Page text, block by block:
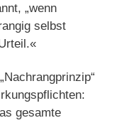
„wenn
selbst
gesamte